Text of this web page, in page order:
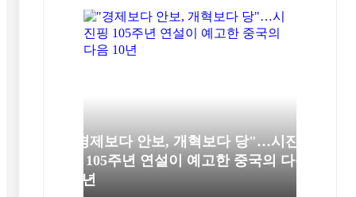
"경제보다 안보, 개혁보다 당"…시진
핑 105주년 연설이 예고한 중국의 다음
10년